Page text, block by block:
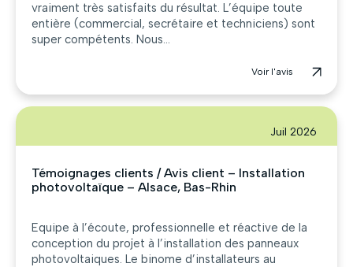
vraiment très satisfaits du résultat. L’équipe toute
entière (commercial, secrétaire et techniciens) sont
super compétents. Nous...
Voir l'avis
Juil 2026
Témoignages clients / Avis client – Installation
photovoltaïque – Alsace, Bas-Rhin
Equipe à l’écoute, professionnelle et réactive de la
conception du projet à l’installation des panneaux
photovoltaiques. Le binome d’installateurs au